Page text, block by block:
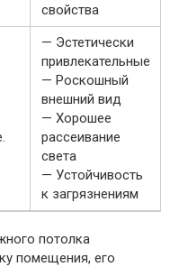
свойства
— Эстетически
привлекательные
— Роскошный
внешний вид
— Хорошее
рассеивание
света
— Устойчивость
к загрязнениям
потолка
помещения, его